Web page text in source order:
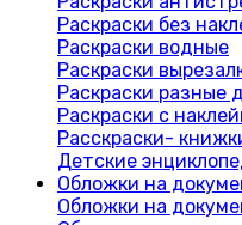
Раскраски без
Раскраски водные
Раскраски
Раскраски разные
Раскраски с
Расскраски-
Детские
Обложки на
Обложки на